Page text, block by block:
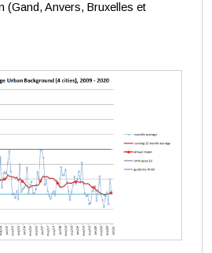
(Gand, Anvers, Bruxelles et